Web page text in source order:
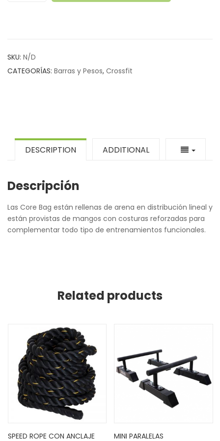
SKU: N/D
CATEGORÍAS: Barras y Pesos, Crossfit
DESCRIPTION ADDITIONAL
Descripción
Las Core Bag están rellenas de arena en distribución lineal y
están provistas de mangos con costuras reforzadas para
complementar todo tipo de entrenamientos funcionales.
Related products
SPEED ROPE CON ANCLAJE MINI PARALELAS